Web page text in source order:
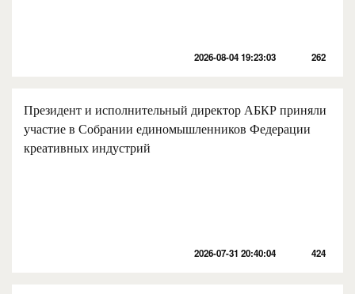
2026-08-04 19:23:03 262
Президент и исполнительный директор АБКР приняли
участие в Собрании единомышленников Федерации
креативных индустрий
2026-07-31 20:40:04 424